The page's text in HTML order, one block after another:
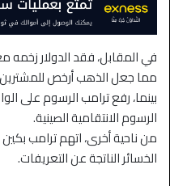
في المقابل، فقد الدولار زخمه
مما جعل الذهب أرخص للمشترين
الرسوم الانتقامية الصينية.
من ناحية أخرى، اتهم ترامب
الخسائر الناتجة عن التعريفات.